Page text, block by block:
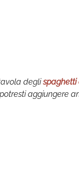
deglispaghetti
aggiungere